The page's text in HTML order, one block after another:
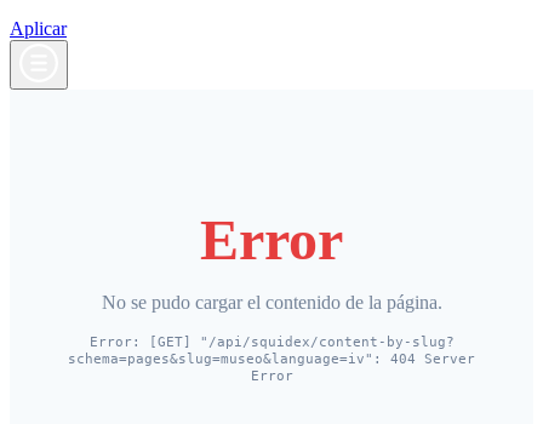
Aplicar
Error
No se pudo cargar el contenido de la página.
Error: [GET] "/api/squidex/content-by-slug?
schema=pages&slug=museo&language=iv": 404 Server
Error